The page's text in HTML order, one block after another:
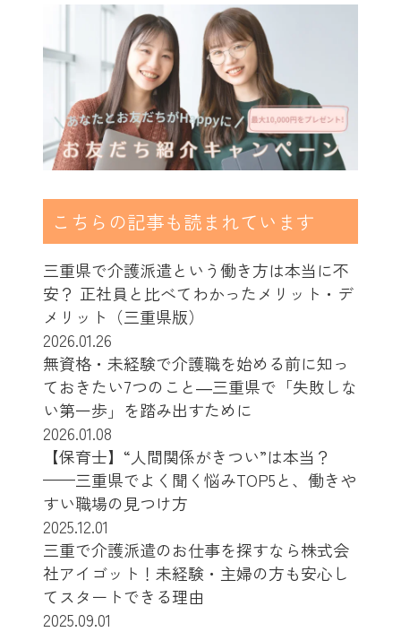
こちらの記事も読まれています
三重県で介護派遣という働き方は本当に不
安？ 正社員と比べてわかったメリット・デ
メリット（三重県版）
2026.01.26
無資格・未経験で介護職を始める前に知っ
ておきたい7つのこと―三重県で「失敗しな
い第一歩」を踏み出すために
2026.01.08
【保育士】“人間関係がきつい”は本当？
——三重県でよく聞く悩みTOP5と、働きや
すい職場の見つけ方
2025.12.01
三重で介護派遣のお仕事を探すなら株式会
社アイゴット！未経験・主婦の方も安心し
てスタートできる理由
2025.09.01